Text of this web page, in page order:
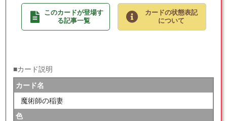
このカードが登場す
る記事一覧
カードの状態表記
について
■カード説明
カード名
魔術師の稲妻
色